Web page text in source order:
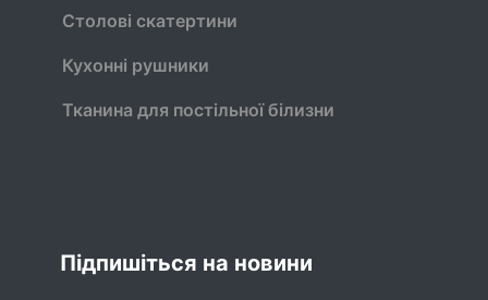
Столові скатертини
Кухонні рушники
Тканина для постільної білизни
Підпишіться на новини